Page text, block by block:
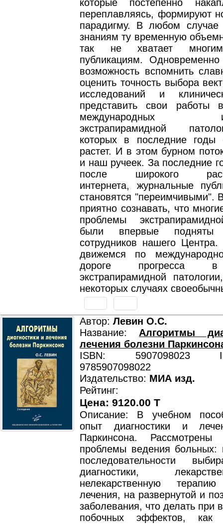
которые постепенно
переплавляясь, формируют
парадигму. В любом
знаниям ту временную
так не хватает
публикациям.
возможность вспомнить
оценить точность выбора
исследований и
представить свои работы
международных
экстрапирамидной
которых в последние годы
растет. И в этом бурном
и наш ручеек. За последние
после широкого
интернета, журнальные
становятся "переимчивыми".
приятно сознавать, что
проблемы
были впервые
сотрудников нашего
движемся по
дороге прогресса в
экстрапирамидной
некоторых случаях
Автор: Левин О.С.
Название: Алгоритмы
лечения болезни
ISBN: 5907098023
9785907098022
Издательство: МИА изд.
Рейтинг:
Цена: 9120.00 T
Описание: В учебном
опыт диагностики и
Паркинсона. Рассмотрены
проблемы ведения больных:
последовательности
диагностики,
нелекарственную
лечения, на развернутой и
заболевания, что делать при
побочных эффектов, как